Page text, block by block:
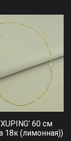
60 см
18к (лимонная))